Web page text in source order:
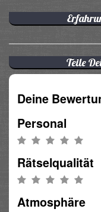
Teile
Deine
Personal
Rätselqualität
Atmosphäre